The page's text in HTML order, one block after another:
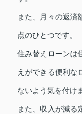
また、月々の返済
点のひとつです。
住み替えローンは
えができる便利な
ないよう気を付け
また、収入が減る